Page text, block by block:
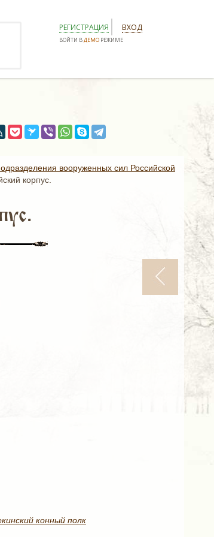
РЕГИСТРАЦИЯ ВХОД
ВОЙТИ ВДЕМО РЕЖИМЕ
вооруженных сил Российской
корпус.
конный полк